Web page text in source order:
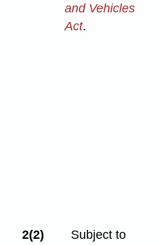
and Vehicles
Act.
2(2)
Subject to